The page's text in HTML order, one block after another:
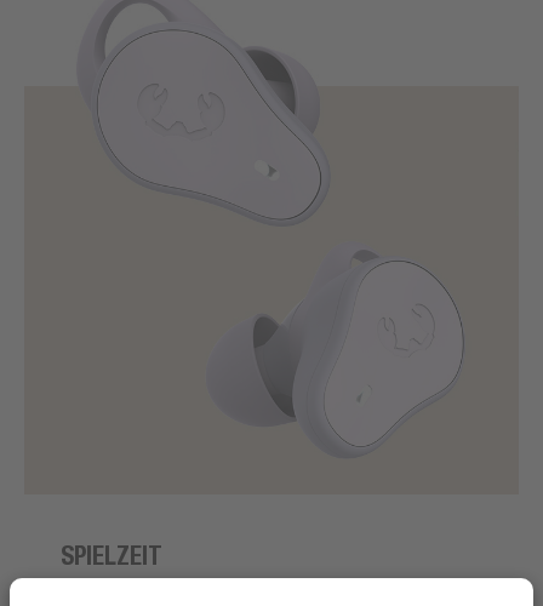
SPIELZEIT